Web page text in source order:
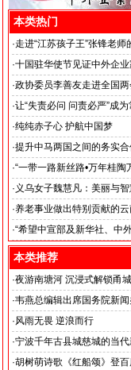
本类热门
·走进“江苏孩子王”张锋老师
·十国驻华使节见证中外企
签署战略合作备忘录
·政协委员李善友走进全国
·让“失责必问 问责必严”成
·纯纯赤子心 护航中国梦
·提升中马两国之间的务实
马达加斯加总统埃里会见中
闻社社务会主席徐志强先生
·“一带一路新丝路•万年桂陶
· 义乌女子魏慧凡：美丽与
·养老事业做出特别贡献的
李丽琼
·“希望中宣部及新华社、中
尔滨的发展”
本类推荐
·夜游南塘河 沉浸式解锁甬
·韦燕总编辑出席国务院新闻
关注海关总署“十五五”时期
·风雨无畏 逆浪而行
旭日应急救援队硬核抗巴“威
·宁波千年古县城慈城的当代
·胡树萌诗歌《红船颂》登